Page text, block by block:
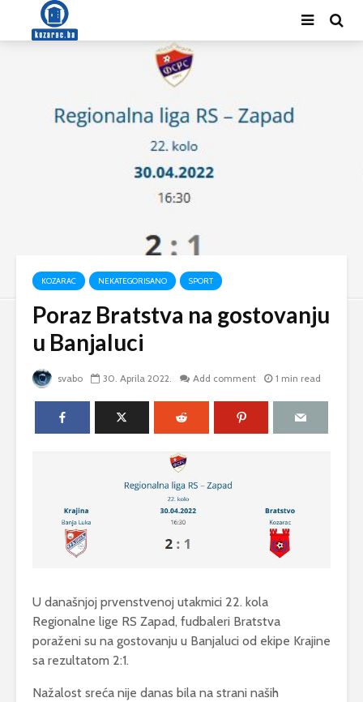
KOZARAC NEKATEGORISANO SPORT
Poraz Bratstva na gostovanju
u Banjaluci
svabo 30. Aprila 2022. Add comment 1 min read
U današnjoj prvenstvenoj utakmici 22. kola
Regionalne lige RS Zapad, fudbaleri Bratstva
poraženi su na gostovanju u Banjaluci od ekipe Krajine
sa rezultatom 2:1.
Nažalost sreća nije danas bila na strani naših